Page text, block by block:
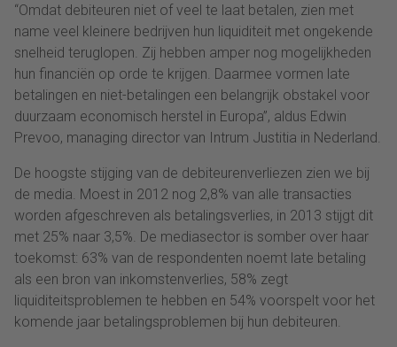
“Omdat debiteuren niet of veel te laat betalen, zien met
name veel kleinere bedrijven hun liquiditeit met ongekende
snelheid teruglopen. Zij hebben amper nog mogelijkheden
hun financiën op orde te krijgen. Daarmee vormen late
betalingen en niet-betalingen een belangrijk obstakel voor
duurzaam economisch herstel in Europa”, aldus Edwin
Prevoo, managing director van Intrum Justitia in Nederland.
De hoogste stijging van de debiteurenverliezen zien we bij
de media. Moest in 2012 nog 2,8% van alle transacties
worden afgeschreven als betalingsverlies, in 2013 stijgt dit
met 25% naar 3,5%. De mediasector is somber over haar
toekomst: 63% van de respondenten noemt late betaling
als een bron van inkomstenverlies, 58% zegt
liquiditeitsproblemen te hebben en 54% voorspelt voor het
komende jaar betalingsproblemen bij hun debiteuren.